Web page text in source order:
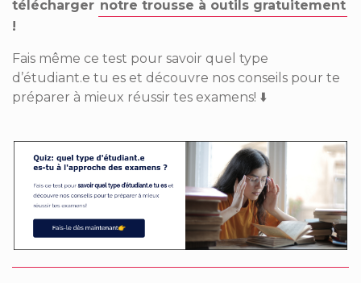
télécharger notre trousse à outils gratuitement
!
Fais même ce test pour savoir quel type
d’étudiant.e tu es et découvre nos conseils pour te
préparer à mieux réussir tes examens! ⬇️